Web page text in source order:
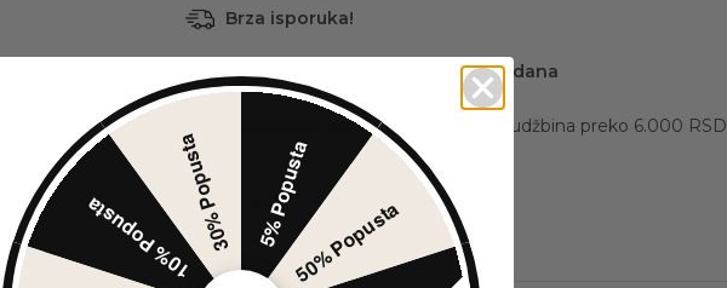
Brza isporuka!
Mogućnost zamene u roku od14 dana
Besplatna dostavaza iznose porudžbina preko 6.000 RSD
Dodaj u listu želja Size guide
5% Popusta50% Popusta
10% Popusta30% Popusta